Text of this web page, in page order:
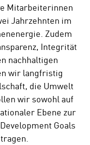
Mitarbeiterinnen
Jahrzehnten im
Zudem
Integrität
nachhaltigen
wir langfristig
die Umwelt
wir sowohl auf
Ebene zur
Goals